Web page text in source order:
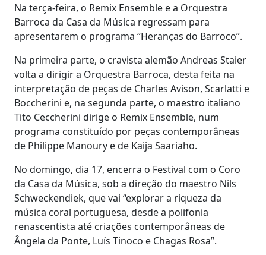
Na terça-feira, o Remix Ensemble e a Orquestra
Barroca da Casa da Música regressam para
apresentarem o programa “Heranças do Barroco”.
Na primeira parte, o cravista alemão Andreas Staier
volta a dirigir a Orquestra Barroca, desta feita na
interpretação de peças de Charles Avison, Scarlatti e
Boccherini e, na segunda parte, o maestro italiano
Tito Ceccherini dirige o Remix Ensemble, num
programa constituído por peças contemporâneas
de Philippe Manoury e de Kaija Saariaho.
No domingo, dia 17, encerra o Festival com o Coro
da Casa da Música, sob a direção do maestro Nils
Schweckendiek, que vai “explorar a riqueza da
música coral portuguesa, desde a polifonia
renascentista até criações contemporâneas de
Ângela da Ponte, Luís Tinoco e Chagas Rosa”.